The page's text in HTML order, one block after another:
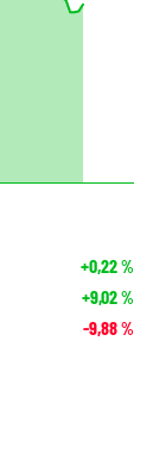
+0,22%
+9,02%
-9,88%